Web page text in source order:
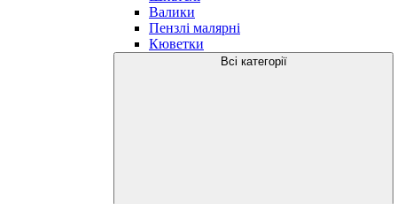
Валики
Пензлі малярні
Кюветки
Всі категорії